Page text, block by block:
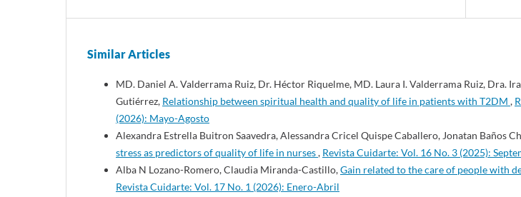
Similar Articles
MD. Daniel A. Valderrama Ruiz, Dr. Héctor Riquelme, MD. Laura I. Valderrama Ruiz, Dra.
Gutiérrez, Relationship between spiritual health and quality of life in patients with T2DM ,
(2026): Mayo-Agosto
Alexandra Estrella Buitron Saavedra, Alessandra Cricel Quispe Caballero, Jonatan Baños
stress as predictors of quality of life in nurses, Revista Cuidarte: Vol. 16 No. 3 (2025):
Alba N Lozano-Romero, Claudia Miranda-Castillo,Gain related to the care of people with
Revista Cuidarte: Vol. 17 No. 1 (2026): Enero-Abril